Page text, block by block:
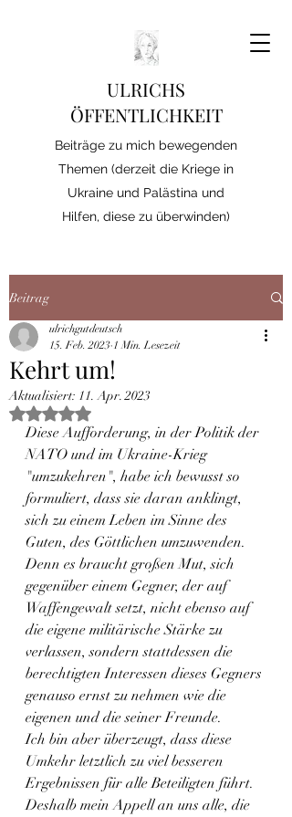
ULRICHS
ÖFFENTLICHKEIT
Beiträge zu mich bewegenden
Themen (derzeit die Kriege in
Ukraine und Palästina und
Hilfen, diese zu überwinden)
Beitrag
Kehrt um!
ulrichgutdeutsch
15. Feb. 2023 1 Min. Lesezeit
Aktualisiert: 11. Apr. 2023
Mit NaN von 5 Sternen bewertet.
Diese Aufforderung, in der Politik der
NATO und im Ukraine-Krieg
"umzukehren", habe ich bewusst so
formuliert, dass sie daran anklingt,
sich zu einem Leben im Sinne des
Guten, des Göttlichen umzuwenden.
Denn es braucht großen Mut, sich
gegenüber einem Gegner, der auf
Waffengewalt setzt, nicht ebenso auf
die eigene militärische Stärke zu
verlassen, sondern stattdessen die
berechtigten Interessen dieses Gegners
genauso ernst zu nehmen wie die
eigenen und die seiner Freunde.
Ich bin aber überzeugt, dass diese
Umkehr letztlich zu viel besseren
Ergebnissen für alle Beteiligten führt.
Deshalb mein Appell an uns alle, die